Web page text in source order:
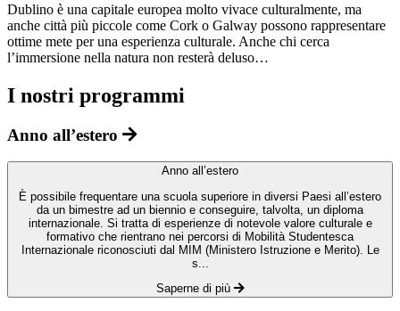
Dublino è una capitale europea molto vivace culturalmente, ma
anche città più piccole come Cork o Galway possono rappresentare
ottime mete per una esperienza culturale. Anche chi cerca
l’immersione nella natura non resterà deluso…
I nostri programmi
Anno all’estero
Anno all’estero
È possibile frequentare una scuola superiore in diversi Paesi all’estero
da un bimestre ad un biennio e conseguire, talvolta, un diploma
internazionale. Si tratta di esperienze di notevole valore culturale e
formativo che rientrano nei percorsi di Mobilità Studentesca
Internazionale riconosciuti dal MIM (Ministero Istruzione e Merito). Le
s...
Saperne di più